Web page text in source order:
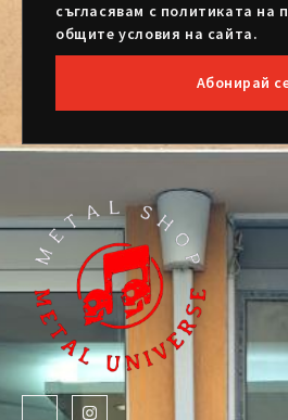
съгласявам с политиката на
общите условия на сайта.
Абонирай